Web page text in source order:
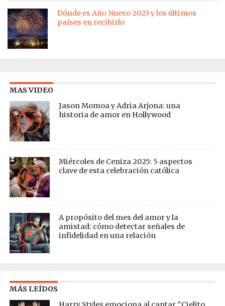
Dónde es Año Nuevo 2023 y los últimos
países en recibirlo
MAS VIDEO
Jason Momoa y Adria Arjona: una
historia de amor en Hollywood
Miércoles de Ceniza 2025: 5 aspectos
clave de esta celebración católica
A propósito del mes del amor y la
amistad: cómo detectar señales de
infidelidad en una relación
MÁS LEÍDOS